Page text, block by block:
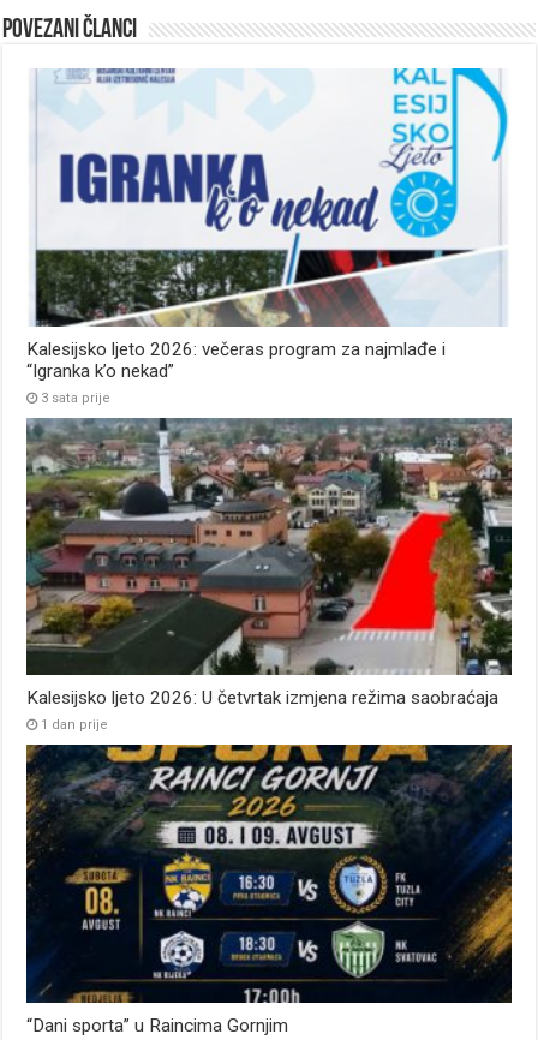
Povezani članci
Kalesijsko ljeto 2026: večeras program za najmlađe i
“Igranka k’o nekad”
3 sata prije
Kalesijsko ljeto 2026: U četvrtak izmjena režima saobraćaja
1 dan prije
“Dani sporta” u Raincima Gornjim